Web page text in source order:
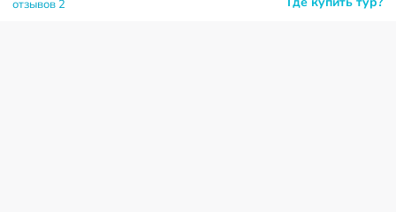
отзывов 2